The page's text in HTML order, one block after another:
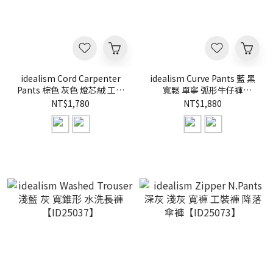
idealism Cord Carpenter
Pants 棕色 灰色 燈芯絨 工作
褲 長褲【ID25056】
NT$1,780
idealism Curve Pants 藍 黑
寬鬆 單寧 弧形牛仔褲
【ID25044】
NT$1,880